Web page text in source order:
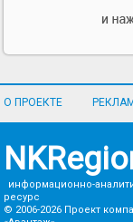
О ПРОЕКТЕ
информационно-
ресурс
© 2006-2026 Проект